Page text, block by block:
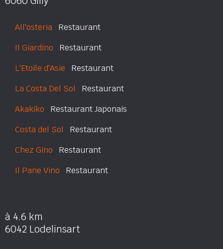
All'osteria Restaurant
Il Giardino Restaurant
L'Etoile d'Asie Restaurant
La Costa Del Sol Restaurant
Akakiko Restaurant Japonais
Costa del Sol Restaurant
Chez Gino Restaurant
Il Pane Vino Restaurant
à 4.6 km
6042 Lodelinsart